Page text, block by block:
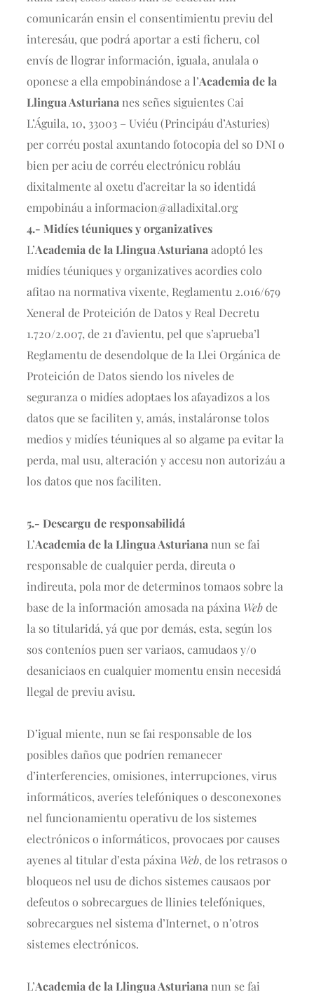
comunicarán ensin el consentimientu previu del
interesáu, que podrá aportar a esti ficheru, col
envís de llograr información, iguala, anulala o
oponese a ella empobinándose a l’Academia de la
Llingua Asturiana nes señes siguientes Cai
L’Águila, 10, 33003 – Uviéu (Principáu d’Asturies)
per corréu postal axuntando fotocopia del so DNI o
bien per aciu de corréu electrónicu robláu
dixitalmente al oxetu d’acreitar la so identidá
empobináu a informacion@alladixital.org
4.- Midíes téuniques y organizatives
L’Academia de la Llingua Asturiana adoptó les
midíes téuniques y organizatives acordies colo
afitao na normativa vixente, Reglamentu 2.016/679
Xeneral de Proteición de Datos y Real Decretu
1.720/2.007, de 21 d’avientu, pel que s’aprueba’l
Reglamentu de desendolque de la Llei Orgánica de
Proteición de Datos siendo los niveles de
seguranza o midíes adoptaes los afayadizos a los
datos que se faciliten y, amás, instaláronse tolos
medios y midíes téuniques al so algame pa evitar la
perda, mal usu, alteración y accesu non autorizáu a
los datos que nos faciliten.
5.- Descargu de responsabilidá
L’Academia de la Llingua Asturiana nun se fai
responsable de cualquier perda, direuta o
indireuta, pola mor de determinos tomaos sobre la
base de la información amosada na páxina Webde
la so titularidá, yá que por demás, esta, según los
sos conteníos puen ser variaos, camudaos y/o
desaniciaos en cualquier momentu ensin necesidá
llegal de previu avisu.
D’igual miente, nun se fai responsable de los
posibles daños que podríen remanecer
d’interferencies, omisiones, interrupciones, virus
informáticos, averíes telefóniques o desconexones
nel funcionamientu operativu de los sistemes
electrónicos o informáticos, provocaes por causes
ayenes al titular d’esta páxina Web, de los retrasos o
bloqueos nel usu de dichos sistemes causaos por
defeutos o sobrecargues de llinies telefóniques,
sobrecargues nel sistema d’Internet, o n’otros
sistemes electrónicos.
L’Academia de la Llingua Asturiana nun se fai